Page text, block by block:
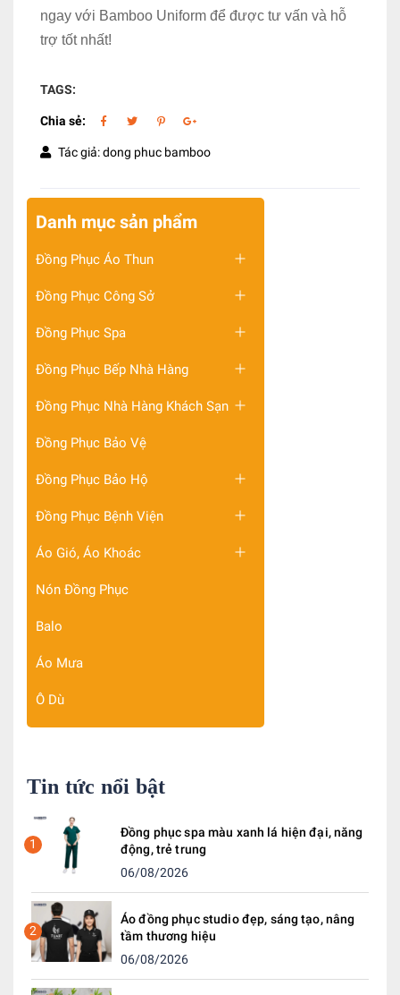
ngay với Bamboo Uniform để được tư vấn và hỗ
trợ tốt nhất!
TAGS:
Chia sẻ:
Tác giả: dong phuc bamboo
Danh mục sản phẩm
Đồng Phục Áo Thun
Đồng Phục Công Sở
Đồng Phục Spa
Đồng Phục Bếp Nhà Hàng
Đồng Phục Nhà Hàng Khách Sạn
Đồng Phục Bảo Vệ
Đồng Phục Bảo Hộ
Đồng Phục Bệnh Viện
Áo Gió, Áo Khoác
Nón Đồng Phục
Balo
Áo Mưa
Ô Dù
Tin tức nổi bật
1
Đồng phục spa màu xanh lá hiện đại, năng
động, trẻ trung
06/08/2026
2
Áo đồng phục studio đẹp, sáng tạo, nâng
tầm thương hiệu
06/08/2026